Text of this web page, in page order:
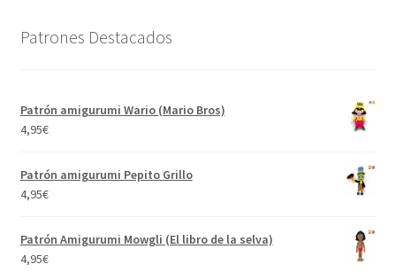
Patrones Destacados
Patrón amigurumi Wario (Mario Bros)
4,95€
Patrón amigurumi Pepito Grillo
4,95€
Patrón Amigurumi Mowgli (El libro de la selva)
4,95€